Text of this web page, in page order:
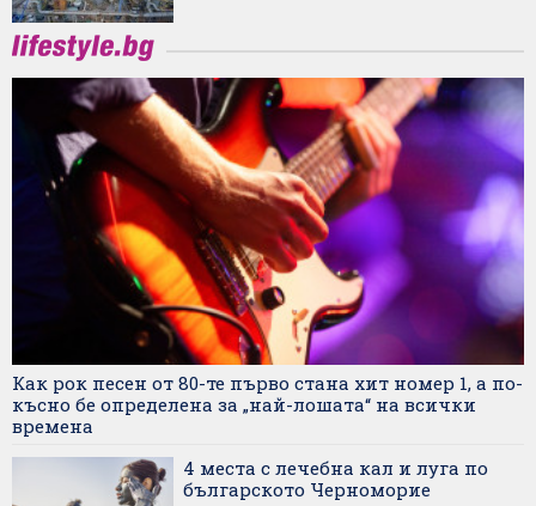
Как рок песен от 80-те първо стана хит номер 1, а по-
късно бе определена за „най-лошата“ на всички
времена
4 места с лечебна кал и луга по
българското Черноморие